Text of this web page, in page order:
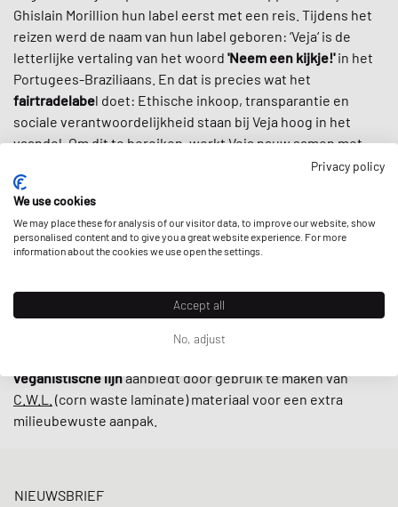
Ghislain Morillion hun label eerst met een reis. Tijdens het
reizen werd de naam van hun label geboren: ‘Veja‘ is de
letterlijke vertaling van het woord 'Neem een kijkje!'in het
Portugees-Braziliaans. En dat is precies wat het
fairtradelabel doet: Ethische inkoop, transparantie en
sociale verantwoordelijkheid staan bij Veja hoog in het
vaandel. Om dit te bereiken, werkt Veja nauw samen met
handelspraktijken, waarbij ernaar wordt gestreefd de
gemeenschappen te ondersteunen
vangeüpcyclede en duurzaam geproduceerde materialen
zoals biologisch katoen en wild rubber.
Met retro-geïnspireerde ontwerpen en minimalistische
laaggesneden modellen zoals deV-10
van Veja tegenwoordig onmisbaar op straat. De kers op de
veganistische lijnaanbiedt door gebruik te maken van
C.W.L.
(corn waste laminate) materiaal voor een extra
milieubewuste aanpak.
NIEUWSBRIEF
Privacy policy
We use cookies
We may place these for analysis of our visitor data, to improve our website, show
personalised content and to give you a great website experience. For more
information about the cookies we use open the settings.
Accept all
No, adjust